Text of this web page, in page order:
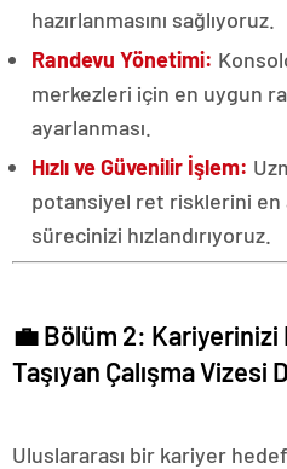
hazırlanmasını sağlıyoruz.
Randevu Yönetimi:
merkezleri için en uygun
ayarlanması.
Hızlı ve Güvenilir İşlem:
potansiyel ret risklerini en
sürecinizi hızlandırıyoruz.
💼 Bölüm 2:
Taşıyan Çalışma Vizesi
Uluslararası bir kariyer